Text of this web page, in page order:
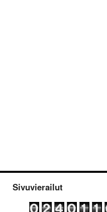
Sivuvierailut